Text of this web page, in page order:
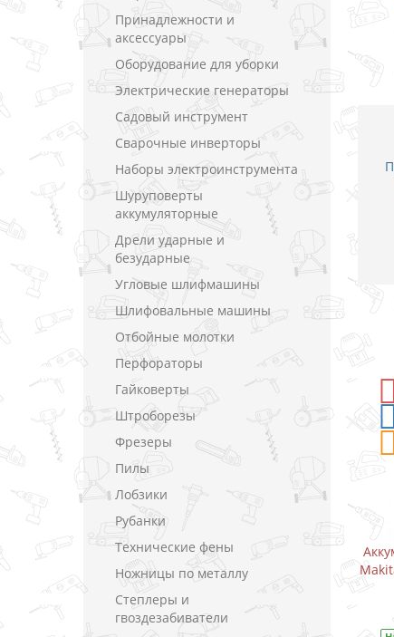
Принадлежности и
аксессуары
Оборудование для уборки
Электрические генераторы
Садовый инструмент
Сварочные инверторы
Наборы электроинструмента
Шуруповерты
аккумуляторные
Дрели ударные и
безударные
Угловые шлифмашины
Шлифовальные машины
Отбойные молотки
Перфораторы
Гайковерты
Штроборезы
Фрезеры
Пилы
Лобзики
Рубанки
Технические фены
Ножницы по металлу
Степлеры и
гвоздезабиватели
В наличии Модель D-16994 В наличии Модель
дрель-шуруповерт
/ CXT 10.8 В (1.5 А)
СКИДКА
Аккумуляторный дрель-
Makita DF333DWAE / CXT 10.8 В (2.0
В закладки